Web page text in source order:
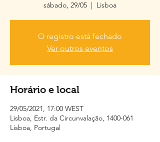
sábado, 29/05
  |
Lisboa
O registro está fechado
Ver outros eventos
Horário e local
29/05/2021, 17:00 WEST
Lisboa, Estr. da Circunvalação, 1400-061
Lisboa, Portugal